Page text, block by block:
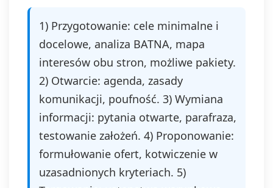
1) Przygotowanie: cele minimalne i
docelowe, analiza BATNA, mapa
interesów obu stron, możliwe pakiety.
2) Otwarcie: agenda, zasady
komunikacji, poufność. 3) Wymiana
informacji: pytania otwarte, parafraza,
testowanie założeń. 4) Proponowanie:
formułowanie ofert, kotwiczenie w
uzasadnionych kryteriach. 5)